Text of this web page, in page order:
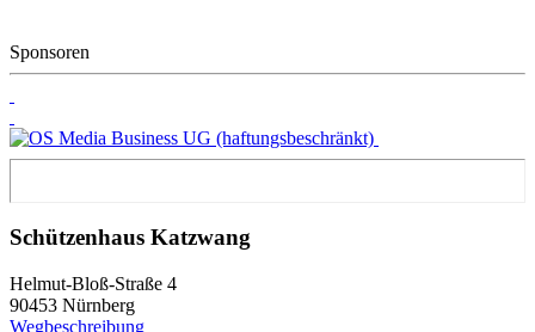
Sponsoren
Schützenhaus Katzwang
Helmut-Bloß-Straße 4
90453 Nürnberg
Wegbeschreibung